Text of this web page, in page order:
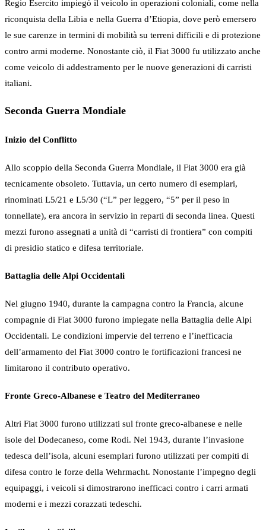
Regio Esercito impiegò il veicolo in operazioni coloniali, come nella
riconquista della Libia e nella Guerra d’Etiopia, dove però emersero
le sue carenze in termini di mobilità su terreni difficili e di protezione
contro armi moderne. Nonostante ciò, il Fiat 3000 fu utilizzato anche
come veicolo di addestramento per le nuove generazioni di carristi
italiani.
Seconda Guerra Mondiale
Inizio del Conflitto
Allo scoppio della Seconda Guerra Mondiale, il Fiat 3000 era già
tecnicamente obsoleto. Tuttavia, un certo numero di esemplari,
rinominati L5/21 e L5/30 (“L” per leggero, “5” per il peso in
tonnellate), era ancora in servizio in reparti di seconda linea. Questi
mezzi furono assegnati a unità di “carristi di frontiera” con compiti
di presidio statico e difesa territoriale.
Battaglia delle Alpi Occidentali
Nel giugno 1940, durante la campagna contro la Francia, alcune
compagnie di Fiat 3000 furono impiegate nella Battaglia delle Alpi
Occidentali. Le condizioni impervie del terreno e l’inefficacia
dell’armamento del Fiat 3000 contro le fortificazioni francesi ne
limitarono il contributo operativo.
Fronte Greco-Albanese e Teatro del Mediterraneo
Altri Fiat 3000 furono utilizzati sul fronte greco-albanese e nelle
isole del Dodecaneso, come Rodi. Nel 1943, durante l’invasione
tedesca dell’isola, alcuni esemplari furono utilizzati per compiti di
difesa contro le forze della Wehrmacht. Nonostante l’impegno degli
equipaggi, i veicoli si dimostrarono inefficaci contro i carri armati
moderni e i mezzi corazzati tedeschi.